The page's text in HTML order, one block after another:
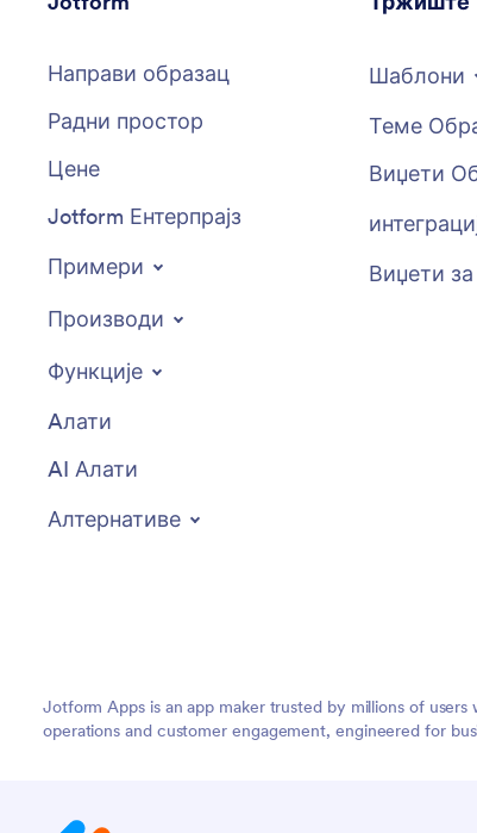
Направи образац
Радни простор
Цене
Jotform Ентерпрајз
Примери
Производи
Функције
Aлати
AI Алати
Алтернативе
Шаблони
Теме
Виџети
Виџети за
Jotform Apps is an app maker trusted by millions of
operations and customer engagement, engineered for